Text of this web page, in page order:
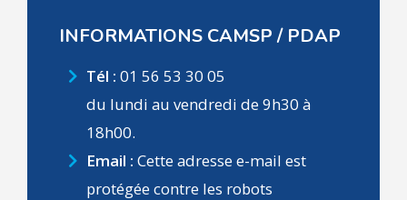
INFORMATIONS CAMSP / PDAP
Tél : 01 56 53 30 05
du lundi au vendredi de 9h30 à
18h00.
Email : Cette adresse e-mail est
protégée contre les robots